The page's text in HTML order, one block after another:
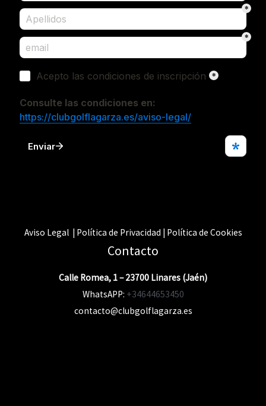
Aviso Legal | Política de Privacidad | Política de Cookies
Contacto
Calle Romea, 1 – 23700 Linares (Jaén)
WhatsAPP: +34644653450
contacto@clubgolflagarza.es